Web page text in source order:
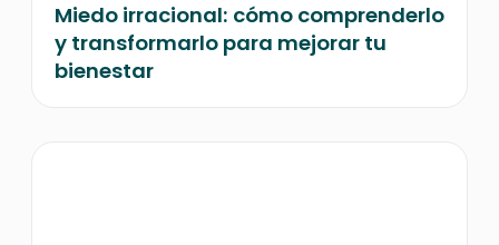
Miedo irracional: cómo comprenderlo
y transformarlo para mejorar tu
bienestar